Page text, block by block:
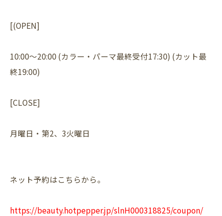
[(OPEN]
10:00～20:00 (カラー・パーマ最終受付17:30) (カット最
終19:00)
[CLOSE]
月曜日・第2、3火曜日
ネット予約はこちらから。
https://beauty.hotpepper.jp/slnH000318825/coupon/